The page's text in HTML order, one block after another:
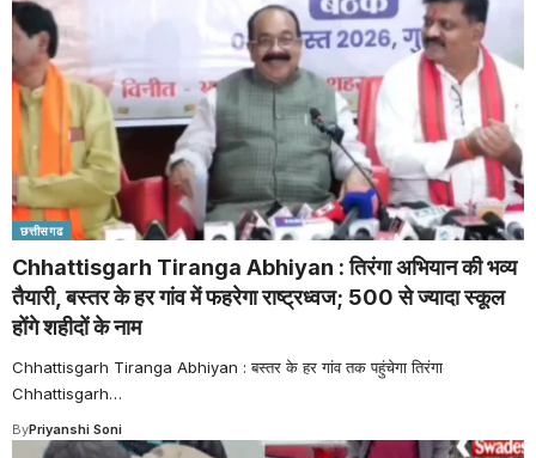
छत्तीसगढ
Chhattisgarh Tiranga Abhiyan : तिरंगा अभियान की भव्य
तैयारी, बस्तर के हर गांव में फहरेगा राष्ट्रध्वज; 500 से ज्यादा स्कूल
होंगे शहीदों के नाम
Chhattisgarh Tiranga Abhiyan : बस्तर के हर गांव तक पहुंचेगा तिरंगा
Chhattisgarh…
ByPriyanshi Soni